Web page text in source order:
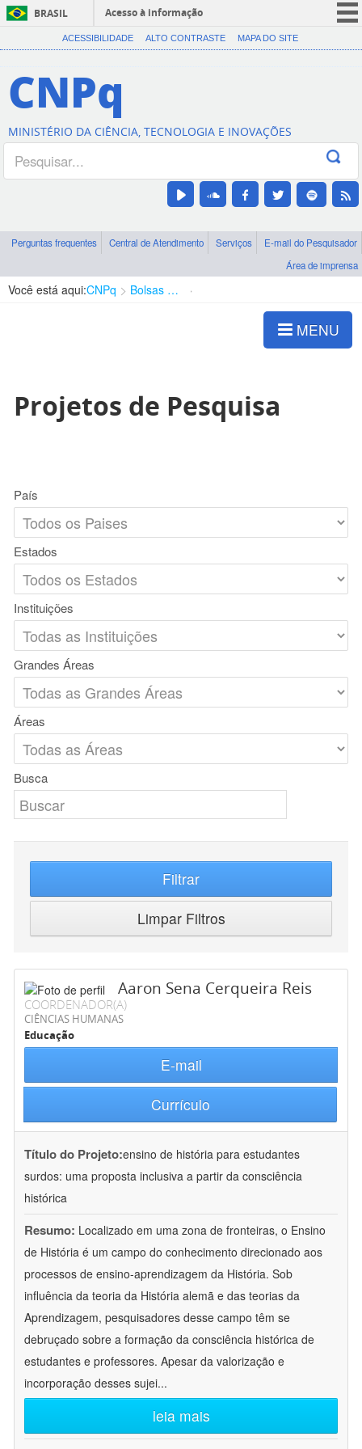
BRASIL
Acesso à informação
CORONAVÍRUS (COVID-19)
Canais
ACESSIBILIDADE ALTO CONTRASTE MAPA DO SITE
CNPq
MINISTÉRIO DA CIÊNCIA, TECNOLOGIA E INOVAÇÕES
Perguntas frequentes Central de Atendimento Serviços
E-mail do Pesquisador
Área de imprensa
Você está aqui:CNPq Bolsas e Auxílios Vigentes
MENU
Projetos de Pesquisa
País
Estados
Instituições
Grandes Áreas
Áreas
Busca
Filtrar
Limpar Filtros
Aaron Sena Cerqueira Reis
COORDENADOR(A)
CIÊNCIAS HUMANAS
Educação
E-mail
Currículo
Título do Projeto:ensino de história para estudantes
surdos: uma proposta inclusiva a partir da consciência
histórica
Resumo: Localizado em uma zona de fronteiras, o Ensino
de História é um campo do conhecimento direcionado aos
processos de ensino-aprendizagem da História. Sob
influência da teoria da História alemã e das teorias da
Aprendizagem, pesquisadores desse campo têm se
debruçado sobre a formação da consciência histórica de
estudantes e professores. Apesar da valorização e
incorporação desses sujei...
leia mais